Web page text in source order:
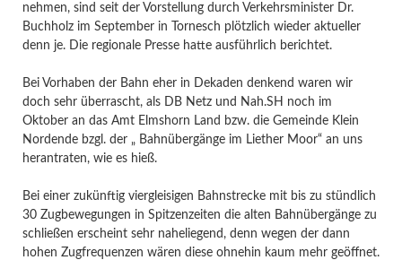
nehmen, sind seit der Vorstellung durch Verkehrsminister Dr.
Buchholz im September in Tornesch plötzlich wieder aktueller
denn je. Die regionale Presse hatte ausführlich berichtet.
Bei Vorhaben der Bahn eher in Dekaden denkend waren wir
doch sehr überrascht, als DB Netz und Nah.SH noch im
Oktober an das Amt Elmshorn Land bzw. die Gemeinde Klein
Nordende bzgl. der „ Bahnübergänge im Liether Moor“ an uns
herantraten, wie es hieß.
Bei einer zukünftig viergleisigen Bahnstrecke mit bis zu stündlich
30 Zugbewegungen in Spitzenzeiten die alten Bahnübergänge zu
schließen erscheint sehr naheliegend, denn wegen der dann
hohen Zugfrequenzen wären diese ohnehin kaum mehr geöffnet.